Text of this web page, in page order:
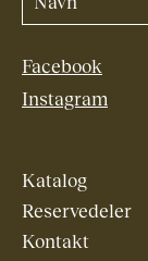
Facebook
Instagram
Katalog
Reservedeler
Kontakt